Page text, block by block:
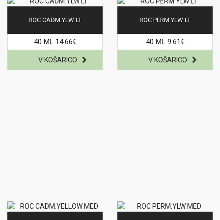
ROC CADM.YLW LT
40 ML 14.66€
ROC PERM.YLW LT
40 ML 9.61€